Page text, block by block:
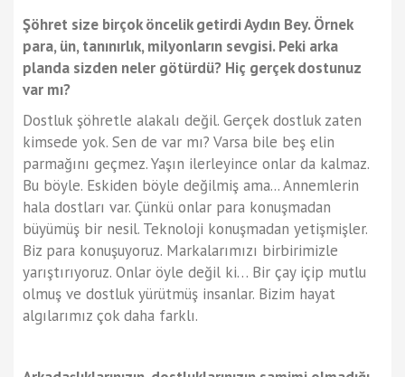
Şöhret size birçok öncelik getirdi Aydın Bey. Örnek
para, ün, tanınırlık, milyonların sevgisi. Peki arka
planda sizden neler götürdü? Hiç gerçek dostunuz
var mı?
Dostluk şöhretle alakalı değil. Gerçek dostluk zaten
kimsede yok. Sen de var mı? Varsa bile beş elin
parmağını geçmez. Yaşın ilerleyince onlar da kalmaz.
Bu böyle. Eskiden böyle değilmiş ama... Annemlerin
hala dostları var. Çünkü onlar para konuşmadan
büyümüş bir nesil. Teknoloji konuşmadan yetişmişler.
Biz para konuşuyoruz. Markalarımızı birbirimizle
yarıştırıyoruz. Onlar öyle değil ki… Bir çay içip mutlu
olmuş ve dostluk yürütmüş insanlar. Bizim hayat
algılarımız çok daha farklı.